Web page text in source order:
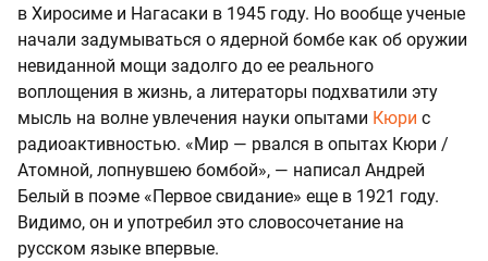
в Хиросиме и Нагасаки в 1945 году. Но вообще ученые
начали задумываться о ядерной бомбе как об оружии
невиданной мощи задолго до ее реального
воплощения в жизнь, а литераторы подхватили эту
мысль на волне увлечения науки опытами Кюри с
радиоактивностью. «Мир — рвался в опытах Кюри /
Атомной, лопнувшею бомбой», — написал Андрей
Белый в поэме «Первое свидание» еще в 1921 году.
Видимо, он и употребил это словосочетание на
русском языке впервые.